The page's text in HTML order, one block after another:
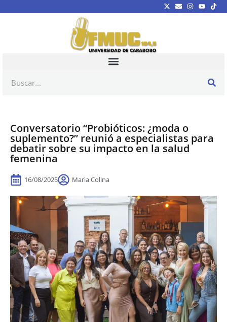
Conversatorio “Probióticos: ¿moda o
suplemento?” reunió a especialistas para
debatir sobre su impacto en la salud
femenina
16/08/2025 Maria Colina